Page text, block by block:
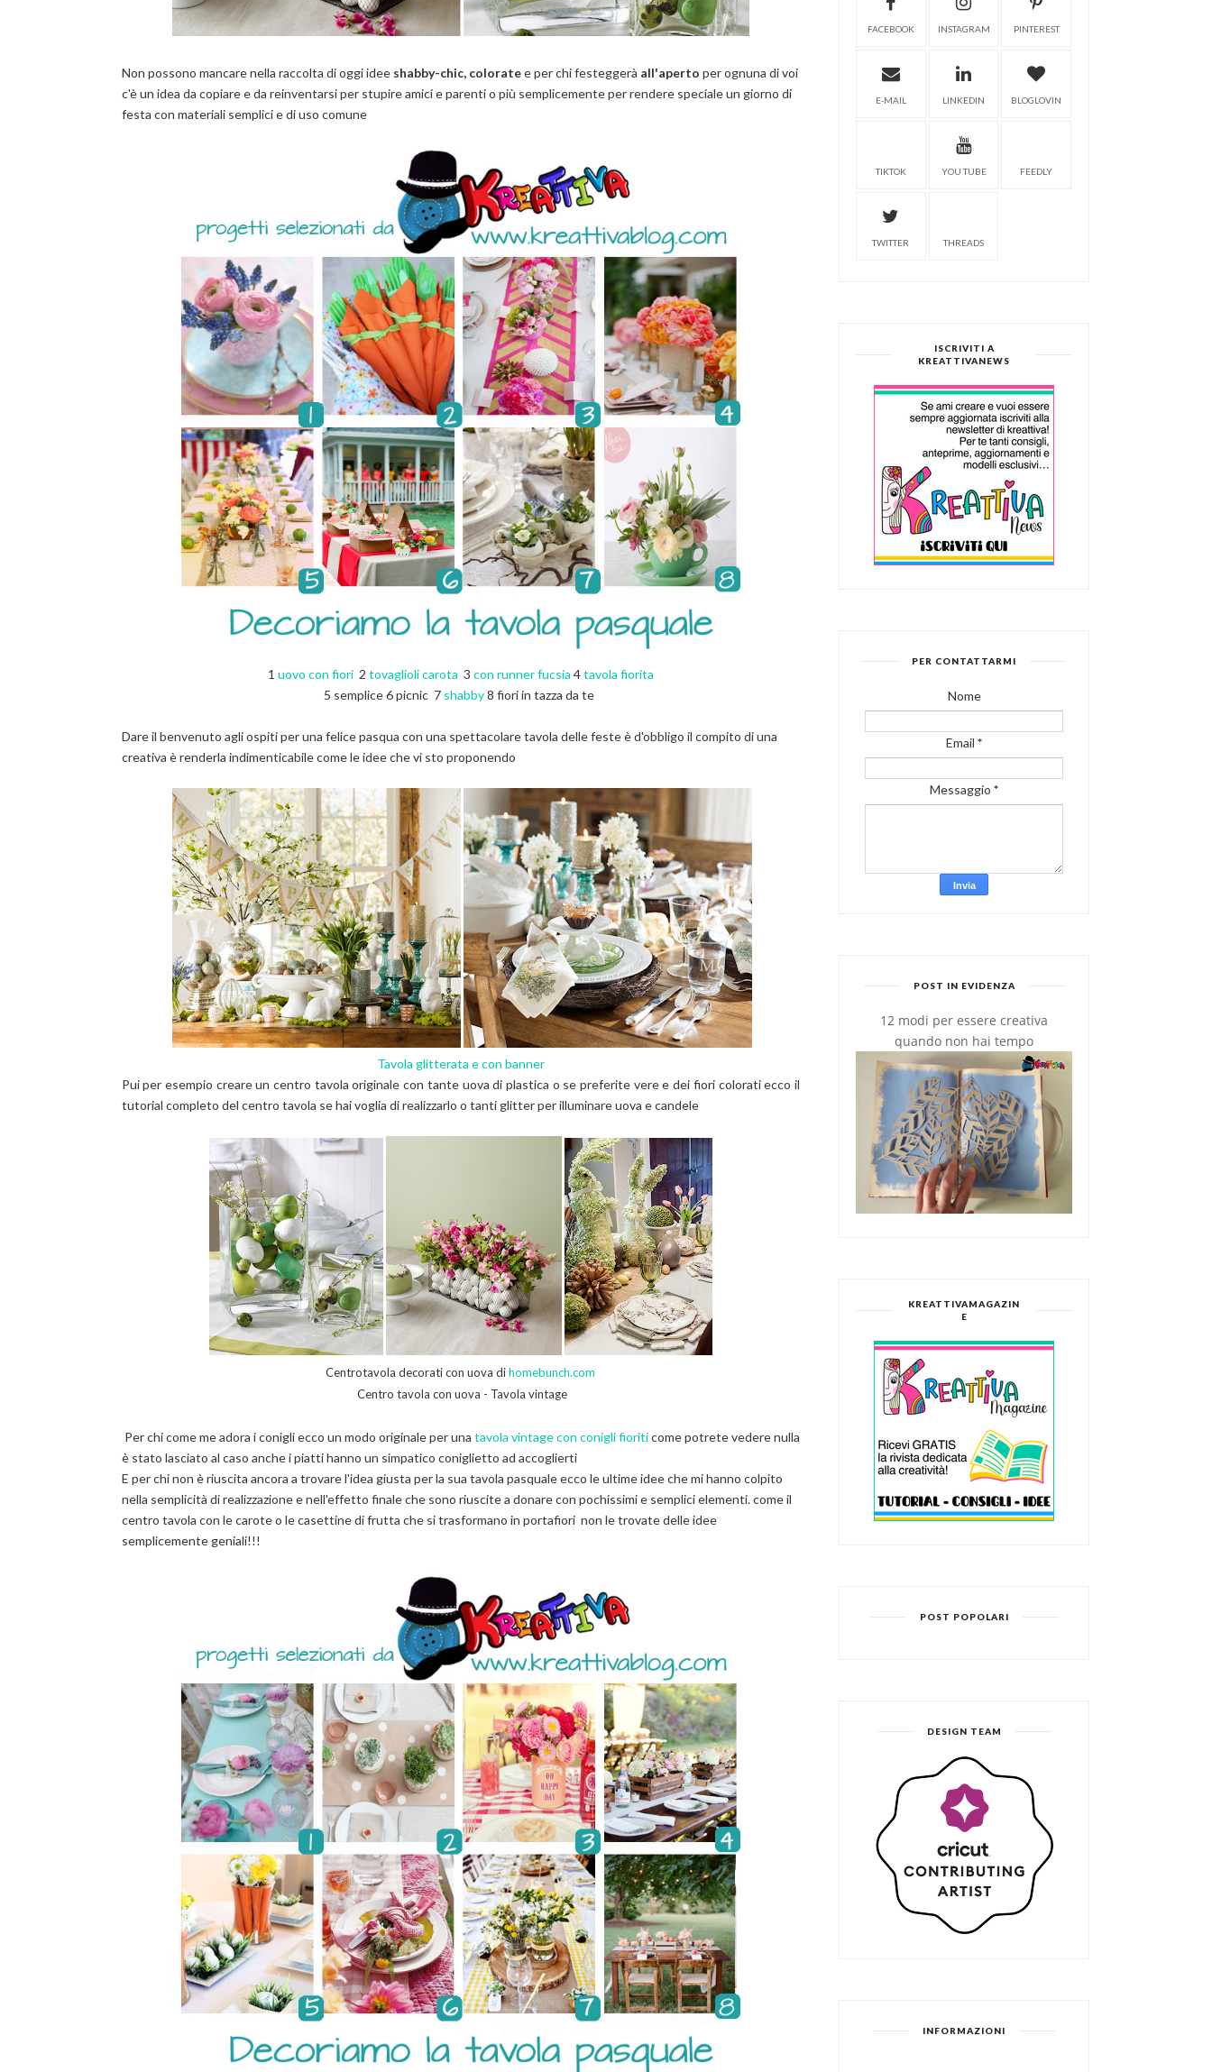
Non possono mancare nella raccolta di oggi idee shabby-chic, coloratee per chi festeggerà all'aperto per ognuna di voi
c'è un idea da copiare e da reinventarsi per stupire amici e parenti o più semplicemente per rendere speciale un giorno di
festa con materiali semplici e di uso comune
1 uovo con fiori 2 tovaglioli carota 3 con runner fucsia 4tavola fiorita
5 semplice 6picnic 7 shabby8fiori in tazza da te
Dare il benvenuto agli ospiti per una felice pasqua con una spettacolare tavola delle feste è d'obbligo il compito di una
creativa è renderla indimenticabile come le idee che vi sto proponendo
Tavola glitterata e con banner
Pui per esempio creare un centro tavola originale con tante uova di plastica o se preferite vere e dei fiori colorati ecco il
tutorial completo del centro tavola se hai voglia di realizzarlo o tanti glitter per illuminare uova e candele
Centrotavola decorati con uova dihomebunch.com
Centro tavola con uova - Tavola vintage
Per chi come me adora i conigli ecco un modo originale per una tavola vintage con conigli fioriticome potrete vedere nulla
è stato lasciato al caso anche i piatti hanno un simpatico coniglietto ad accoglierti
E per chi non è riuscita ancora a trovare l'idea giusta per la sua tavola pasquale ecco le ultime idee che mi hanno colpito
nella semplicità di realizzazione e nell'effetto finale che sono riuscite a donare con pochissimi e semplici elementi. come il
centro tavola con le carote o le casettine di frutta che si trasformano in portafiori non le trovate delle idee
semplicemente geniali!!!
FACEBOOK INSTAGRAM PINTEREST
E-MAIL LINKEDIN BLOGLOVIN
TIKTOK YOU TUBE FEEDLY
TWITTER THREADS
ISCRIVITI A
KREATTIVANEWS
PER CONTATTARMI
Nome
Email*
Messaggio*
POST IN EVIDENZA
12 modi per essere creativa
quando non hai tempo
KREATTIVAMAGAZIN
E
POST POPOLARI
DESIGN TEAM
INFORMAZIONI